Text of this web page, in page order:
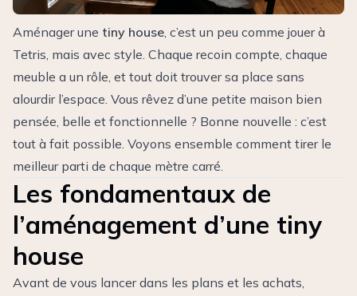
Aménager une tiny house, c’est un peu comme jouer à
Tetris, mais avec style. Chaque recoin compte, chaque
meuble a un rôle, et tout doit trouver sa place sans
alourdir l’espace. Vous rêvez d’une petite maison bien
pensée, belle et fonctionnelle ? Bonne nouvelle : c’est
tout à fait possible. Voyons ensemble comment tirer le
meilleur parti de chaque mètre carré.
Les fondamentaux de
l’aménagement d’une tiny
house
Avant de vous lancer dans les plans et les achats,